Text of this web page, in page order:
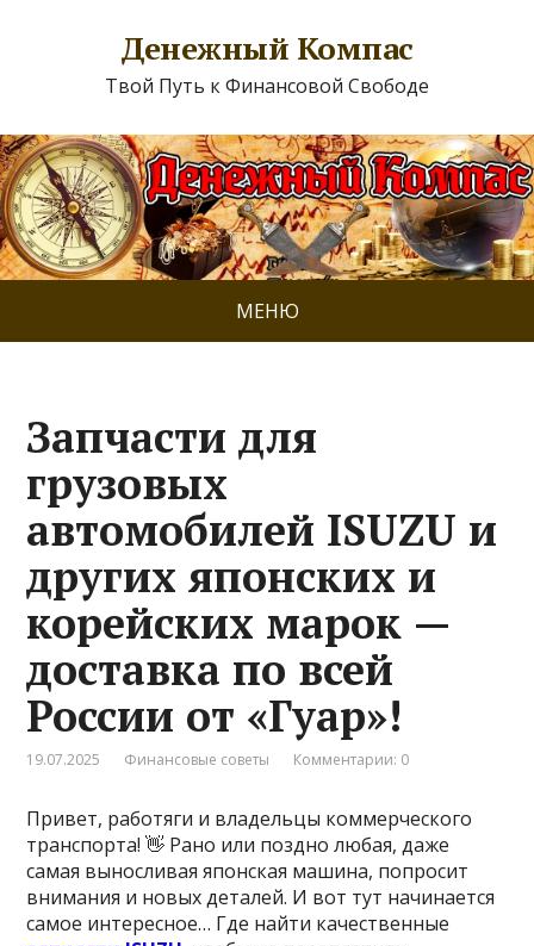
Денежный Компас
Твой Путь к Финансовой Свободе
МЕНЮ
Запчасти для
грузовых
автомобилей ISUZU и
других японских и
корейских марок —
доставка по всей
России от «Гуар»!
19.07.2025 Финансовые советы Комментарии: 0
Привет, работяги и владельцы коммерческого
транспорта! 👋 Рано или поздно любая, даже
самая выносливая японская машина, попросит
внимания и новых деталей. И вот тут начинается
самое интересное… Где найти качественные